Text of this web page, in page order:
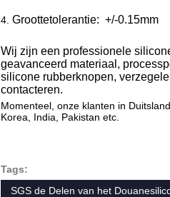
4. Groottetolerantie: +/-0.15mm
Wij zijn een professionele
geavanceerd materiaal,
silicone rubberknopen,
contacteren.
Momenteel, onze klanten in
Korea, India, Pakistan etc.
Tags:
SGS de Delen van het